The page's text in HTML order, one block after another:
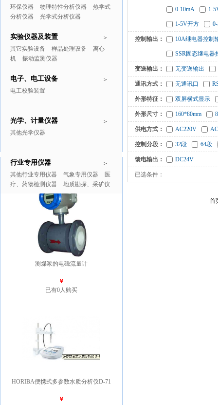
环保仪器 物理特性分析仪器
热学式
分析仪器
光学式分析仪器
>
实验仪器及装置
其它实验设备 样品处理设备
离心
机
振动监测仪器
>
电子、电工设备
电工校验装置
>
光学、计量仪器
其他光学仪器
>
行业专用仪器
其他行业专用仪器 气象专用仪器
医
疗、药物检测仪器
地质勘探、采矿仪
推广商品 更多>>
测煤浆的电磁流量计
￥
已有0人购买
HORIBA便携式多参数水质分析仪D-71
￥
0-10mA 1-
1-5V开方
控制输出： 10A继电器控制
SSR固态继电器
变送输出： 无变送输出
通讯方式： 无通讯口
外形特征： 双屏横式显示
外形尺寸： 160*80mm
供电方式： AC220V
控制分段： 32段 64段
馈电输出： DC24V
已选条件：
首